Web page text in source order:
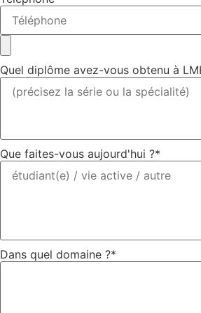
Quel diplôme avez-vous obtenu à
Que faites-vous aujourd'hui ?*
Dans quel domaine ?*